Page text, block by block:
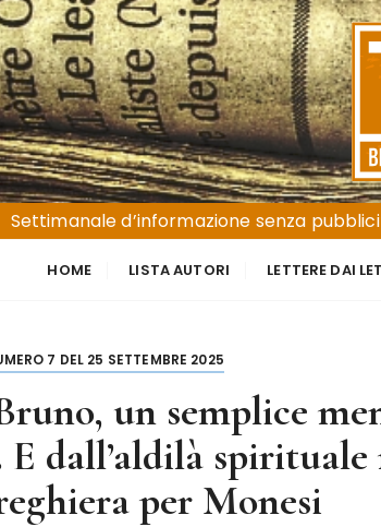
Piemonte
Settimanale d’informazione senza
HOME LISTA AUTORI LETTERE DAI
7 DEL 25 SETTEMBRE 2025
un semplice
E dall’aldilà
per Monesi